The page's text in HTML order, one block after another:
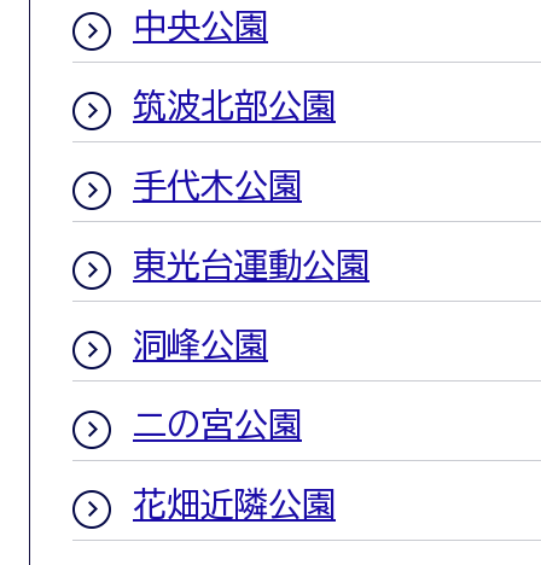
中央公園
筑波北部公園
手代木公園
東光台運動公園
洞峰公園
二の宮公園
花畑近隣公園